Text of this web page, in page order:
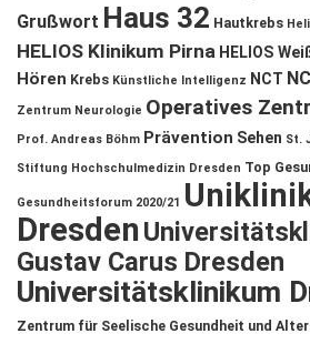
Grußwort Haus 32 Hautkrebs
HELIOS Klinikum Pirna HELIOS
Hören Krebs Künstliche Intelligenz NCT
Zentrum Neurologie Operatives
Prof. Andreas Böhm Prävention Sehen St.
Stiftung Hochschulmedizin Dresden Top
Gesundheitsforum 2020/21
Dresden
Gustav Carus Dresden
Universitätsklinikum
Zentrum für Seelische Gesundheit und